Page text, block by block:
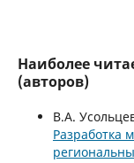
Наиболее
(авторов)
В.А.
Разработка